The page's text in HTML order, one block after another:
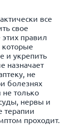
все
свое
правил
которые
и укрепить
назначает
не
болезнях
не только
нервы и
терапии
проходит.